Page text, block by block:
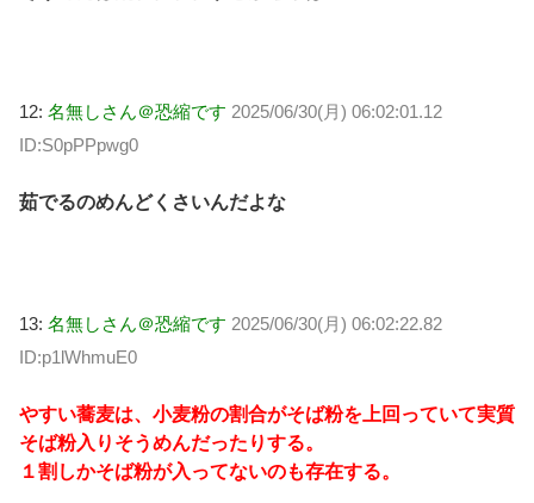
12: 名無しさん＠恐縮です 2025/06/30(月) 06:02:01.12
ID:S0pPPpwg0
茹でるのめんどくさいんだよな
13: 名無しさん＠恐縮です 2025/06/30(月) 06:02:22.82
ID:p1lWhmuE0
やすい蕎麦は、小麦粉の割合がそば粉を上回っていて実質
そば粉入りそうめんだったりする。
１割しかそば粉が入ってないのも存在する。